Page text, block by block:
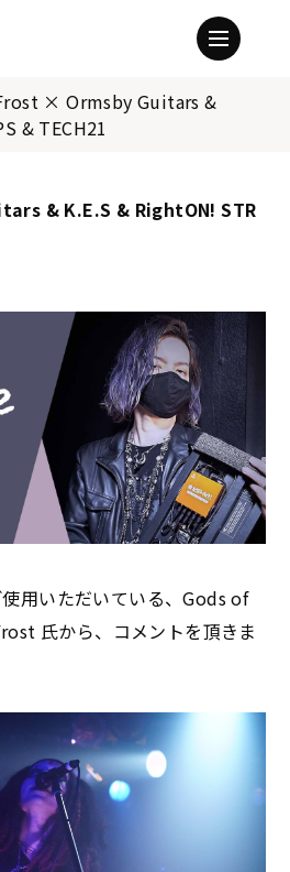
× Ormsby Guitars &
& TECH21
& K.E.S & RightON! STR
用いただいている、Gods of
氏から、コメントを頂きま